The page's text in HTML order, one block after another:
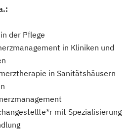
der Pflege
in Kliniken und
in Sanitätshäusern
mit Spezialisierung